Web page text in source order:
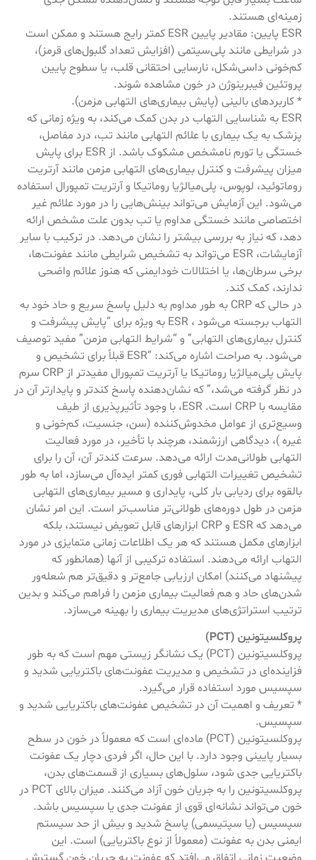
زمینه‌ای هستند.
ESR پایین: مقادیر پایین ESR کمتر رایج هستند و ممکن است
در شرایطی مانند پلی‌سیتمی (افزایش تعداد گلبول‌های قرمز)،
کم‌خونی داسی‌شکل، نارسایی احتقانی قلب، یا سطوح پایین
پروتئین فیبرینوژن در خون مشاهده شوند.
* کاربردهای بالینی (پایش بیماری‌های التهابی مزمن).
ESR به شناسایی التهاب در بدن کمک می‌کند، به ویژه زمانی که
پزشک به یک بیماری با علائم التهابی مانند تب، درد مفاصل،
خستگی یا تورم نامشخص مشکوک باشد. از ESR برای پایش
میزان پیشرفت و کنترل بیماری‌های التهابی مزمن مانند آرتریت
روماتوئید، لوپوس، پلی‌میالژیا روماتیکا و آرتریت تمپورال استفاده
می‌شود. این آزمایش می‌تواند بینش‌هایی را در مورد علائم غیر
اختصاصی مانند خستگی مداوم یا تب بدون علت مشخص ارائه
دهد، که نیاز به بررسی بیشتر را نشان می‌دهد. در ترکیب با سایر
آزمایشات، ESR می‌تواند به تشخیص شرایطی مانند عفونت‌ها،
برخی سرطان‌ها، یا اختلالات خودایمنی که هنوز علائم واضحی
ندارند، کمک کند.
در حالی که CRP به طور مداوم به دلیل پاسخ سریع و حاد خود به
التهاب برجسته می‌شود ، ESR به ویژه برای “پایش پیشرفت و
کنترل بیماری‌های التهابی” و “شرایط التهابی مزمن” مفید توصیف
می‌شود. به صراحت اشاره می‌کند: “ESR قبلاً برای تشخیص و
پایش پلی‌میالژیا روماتیکا یا آرتریت تمپورال مفیدتر از CRP سرم
در نظر گرفته می‌شد،” که نشان‌دهنده پاسخ کندتر و پایدارتر آن در
مقایسه با CRP است. ESR، با وجود تأثیرپذیری از طیف
وسیع‌تری از عوامل مخدوش‌کننده (سن، جنسیت، کم‌خونی و
غیره )، دیدگاهی ارزشمند، هرچند با تأخیر، در مورد فعالیت
التهابی طولانی‌مدت ارائه می‌دهد. سرعت کندتر آن، آن را برای
تشخیص تغییرات التهابی فوری کمتر ایده‌آل می‌سازد، اما به طور
بالقوه برای ردیابی بار کلی، پایداری و مسیر بیماری‌های التهابی
مزمن در طول دوره‌های طولانی‌تر مناسب‌تر است. این امر نشان
می‌دهد که ESR و CRP ابزارهای قابل تعویض نیستند، بلکه
ابزارهای مکمل هستند که هر یک اطلاعات زمانی متمایزی در مورد
التهاب ارائه می‌دهند. استفاده ترکیبی از آنها (همانطور که
پیشنهاد می‌کنند) امکان ارزیابی جامع‌تر و دقیق‌تر هم شعله‌ور
شدن‌های حاد و هم فعالیت بیماری مزمن را فراهم می‌کند و بدین
ترتیب استراتژی‌های مدیریت بیماری را بهینه می‌سازد.
پروکلسیتونین (PCT)
پروکلسیتونین (PCT) یک نشانگر زیستی مهم است که به طور
فزاینده‌ای در تشخیص و مدیریت عفونت‌های باکتریایی شدید و
سپسیس مورد استفاده قرار می‌گیرد.
* تعریف و اهمیت آن در تشخیص عفونت‌های باکتریایی شدید و
سپسیس.
پروکلسیتونین (PCT) ماده‌ای است که معمولاً در خون در سطح
بسیار پایینی وجود دارد. با این حال، اگر فردی دچار یک عفونت
باکتریایی جدی شود، سلول‌های بسیاری از قسمت‌های بدن،
پروکلسیتونین را به جریان خون آزاد می‌کنند. میزان بالای PCT در
خون می‌تواند نشانه‌ای قوی از عفونت جدی یا سپسیس باشد.
سپسیس (یا سپتیسمی) پاسخ شدید و بیش از حد سیستم
ایمنی بدن به عفونت (معمولاً از نوع باکتریایی) است. این